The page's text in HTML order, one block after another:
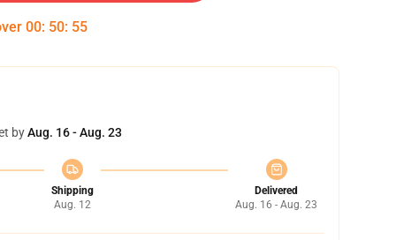
00: 50: 54
byAug. 16 - Aug. 23
Shipping
Aug. 12
Delivered
Aug. 16 - Aug. 23